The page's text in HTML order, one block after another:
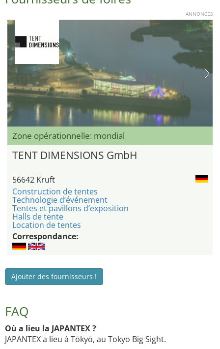
ANNONCES
Zone opérationnelle: mondial
TENT DIMENSIONS GmbH
56642 Kruft
Construction de tentes
Technologie d’événement
Tentes et pavillons d’exposition
Halls de tente
Location de tentes
Correspondance:
Ajouter des fournisseurs !
FAQ
Où a lieu la JAPANTEX ?
JAPANTEX a lieu à Tōkyō, au Tokyo Big Sight.